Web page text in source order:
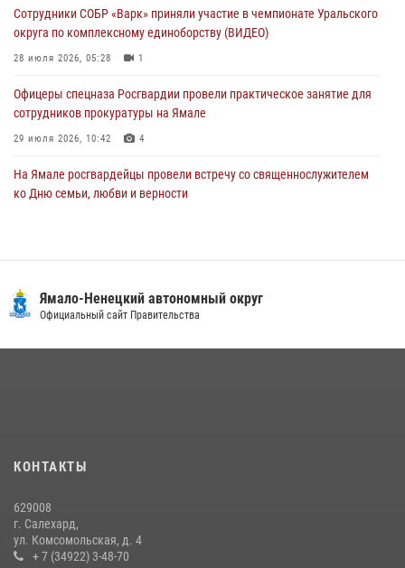
Офицеры спецназа Росгвардии провели практическое занятие для
сотрудников прокуратуры на Ямале
29 июля 2026, 10:42 4
Сотрудники СОБР «Варк» приняли участие в чемпионате Уральского
округа по комплексному единоборству (ВИДЕО)
28 июля 2026, 05:28 1
Офицеры спецназа Росгвардии провели практическое занятие для
сотрудников прокуратуры на Ямале
29 июля 2026, 10:42 4
На Ямале росгвардейцы провели встречу со священнослужителем
ко Дню семьи, любви и верности
«Каникулы с Росгвардией» продолжаются на Ямале
На Ямале подведены итоги работы вневедомственной охраны
14 июля 2026, 06:53
Ямало-Ненецкий автономный округ
Официальный сайт Правительства
КОНТАКТЫ
629008
г. Салехард,
ул. Комсомольская, д. 4
+ 7 (34922) 3-48-70